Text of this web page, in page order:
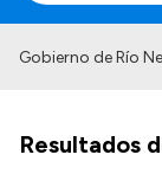
Prensa
Gobierno de Río
Resultados